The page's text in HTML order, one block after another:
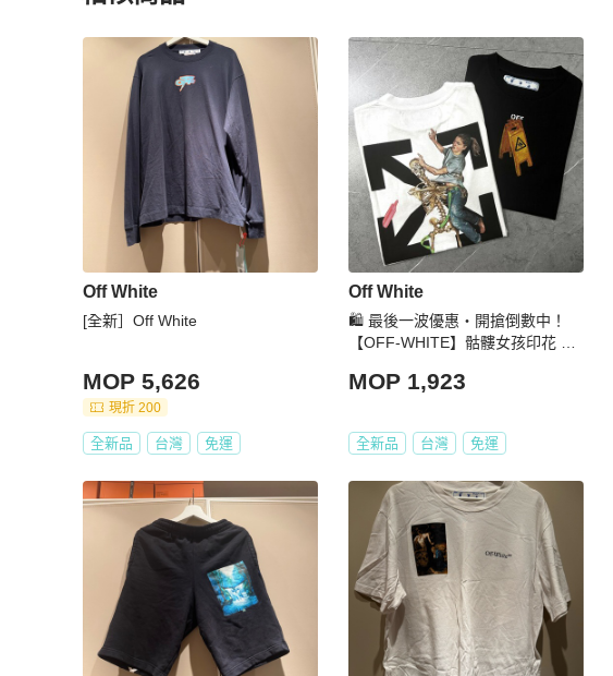
更多相似Off White男裝推薦精品
Off White
[全新］Off White
MOP 5,626
現折 200
全新品 台灣 免運
Off White
🛍️ 最後一波優惠・開搶倒數中！
【OFF-WHITE】骷髏女孩印花 T
MOP 1,923
全新品 台灣 免運